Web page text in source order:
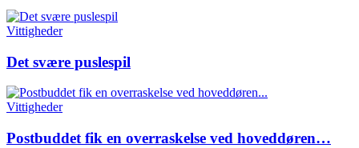
Vittigheder
Det svære puslespil
Vittigheder
Postbuddet fik en overraskelse ved hoveddøren…